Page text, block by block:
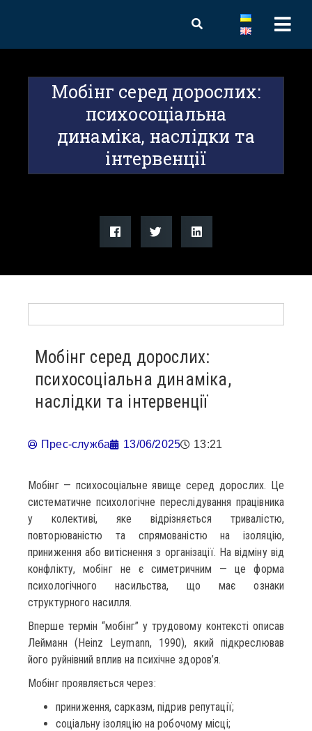
Мобінг серед дорослих:
психосоціальна
динаміка, наслідки та
інтервенції
Мобінг серед дорослих:
психосоціальна динаміка,
наслідки та інтервенції
Прес-служба 13/06/2025 13:21
Мобінг — психосоціальне явище серед дорослих. Це
систематичне психологічне переслідування працівника
у колективі, яке відрізняється тривалістю,
повторюваністю та спрямованістю на ізоляцію,
приниження або витіснення з організації. На відміну від
конфлікту, мобінг не є симетричним — це форма
психологічного насильства, що має ознаки
структурного насилля.
Вперше термін “мобінг” у трудовому контексті описав
Лейманн (Heinz Leymann, 1990), який підкреслював
його руйнівний вплив на психічне здоров’я.
Мобінг проявляється через:
приниження, сарказм, підрив репутації;
соціальну ізоляцію на робочому місці;